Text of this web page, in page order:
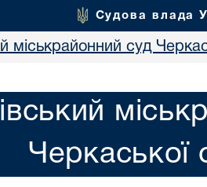
Судова влада
міськрайонний суд
Черкаської